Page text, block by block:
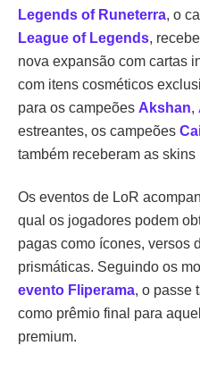
Legends of Runeterra, o
League of Legends,
nova expansão com cartas
com itens cosméticos
para os campeões Akshan,
estreantes, os campeões
também receberam as
Os eventos de LoR
qual os jogadores podem
pagas como ícones, versos
prismáticas. Seguindo os
evento Fliperama, o passe
como prêmio final para
premium.